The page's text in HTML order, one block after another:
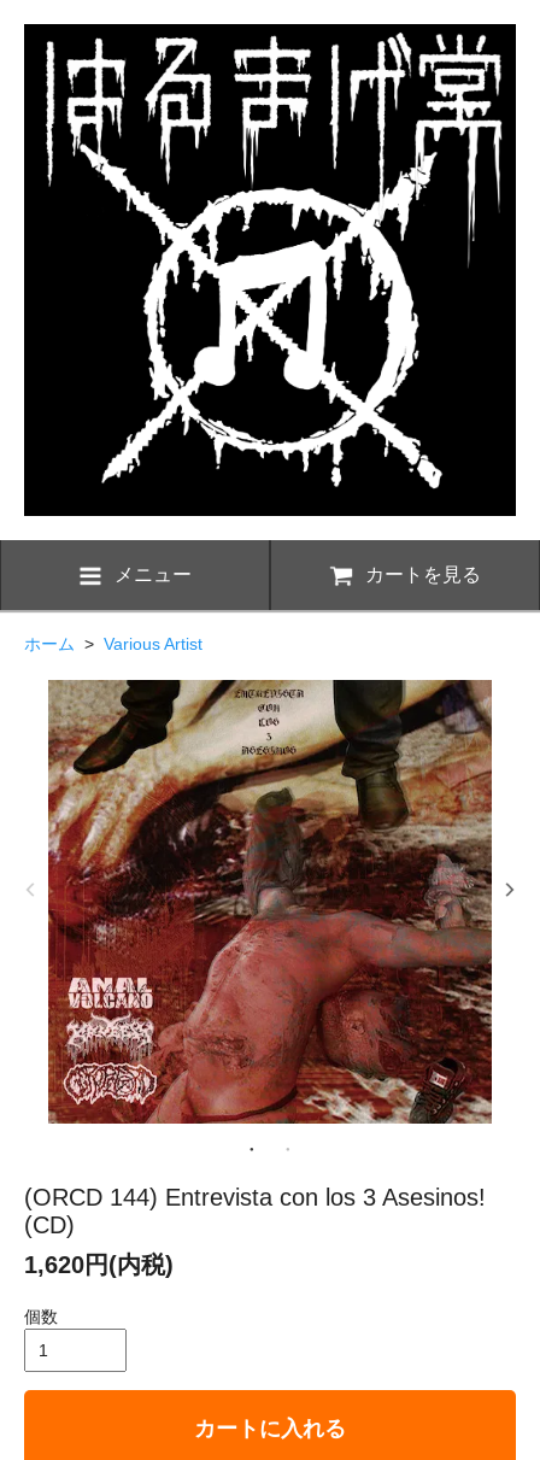
メニュー カートを見る
ホーム > Various Artist
(ORCD 144) Entrevista con los 3 Asesinos!
(CD)
1,620円(内税)
個数
カートに入れる